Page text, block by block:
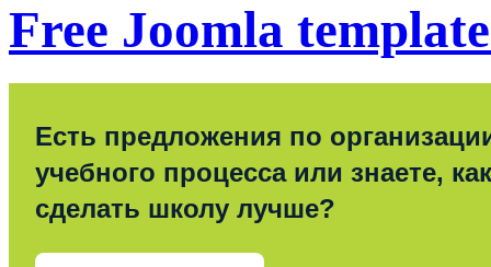
Free Joomla
Есть предложения по
учебного процесса или знаете, как
сделать школу лучше?